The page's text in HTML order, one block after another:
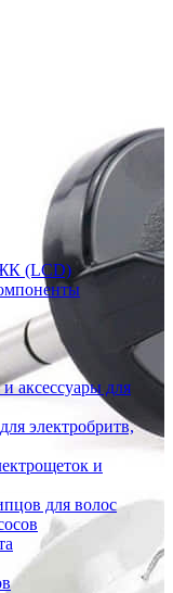
(LCD)
аксессуары для
электробритв,
и
для волос